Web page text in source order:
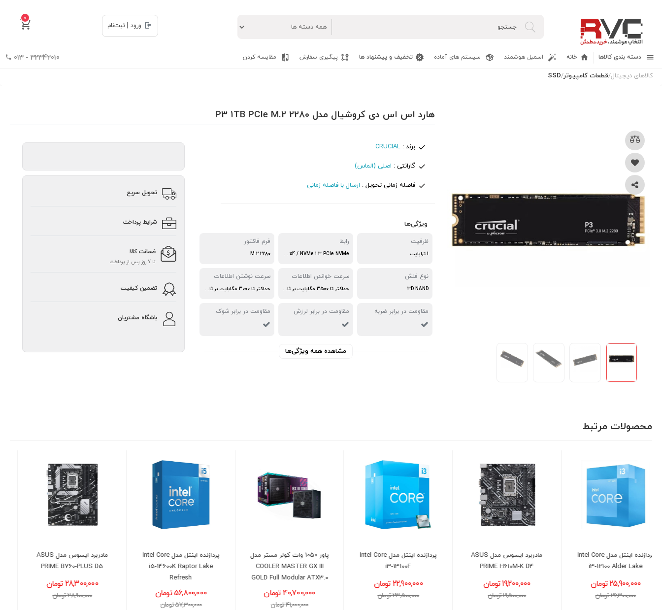
0
ورود
ثبت‌نام
دسته بندی کالاها خانه اسمبل هوشمند سیستم های آماده تخفیف و پیشنهاد ها پیگیری سفارش مقایسه کردن 32342010 - 013
کالاهای دیجیتال/قطعات کامپیوتر/
SSD
هارد اس اس دی کروشیال مدل P3 1TB PCIe M.2 2280
برند : CRUCIAL
گارانتی : اصلی (الماس)
فاصله زمانی تحویل : ارسال با فاصله زمانی
ویژگی‌ها
ظرفیت
1 ترابایت
رابط
PCIe 3.0 x4 / NVMe 1.3 PCIe NVMe
فرم فاکتور
M.2 2280
نوع فلش
3D NAND
سرعت خواندن اطلاعات
حداکثر تا 3500 مگابایت بر ثانیه
سرعت نوشتن اطلاعات
حداکثر تا 3000 مگابایت بر ثانیه
مقاومت در برابر ضربه مقاومت در برابر لرزش مقاومت در برابر شوک
مشاهده همه ویژگی‌ها
تحویل سریع
شرایط پرداخت
ضمانت کالا
تا 7 روز پس از پرداخت
تضمین کیفیت
باشگاه مشتریان
محصولات مرتبط
مادربرد ایسوس مدل ASUS
PRIME H610M-K D4
19,200,000 تومان
19,500,000 تومان
پردازنده اینتل مدل Intel Core
i3-13100F
22,900,000 تومان
23,500,000 تومان
پاور 1050 وات کولر مستر مدل
COOLER MASTER GX III
40,700,000 تومان
پردازنده اینتل مدل Intel Core
i5-14600K Raptor Lake
Refresh
56,800,000 تومان
57,300,000 تومان
مادربرد ایسوس مدل ASUS
PRIME B760-PLUS D5
28,900,000 تومان
کارت گرافیک گیگابایت مدل
GIGABYTE GeForce RTX™
130,300,000 تومان